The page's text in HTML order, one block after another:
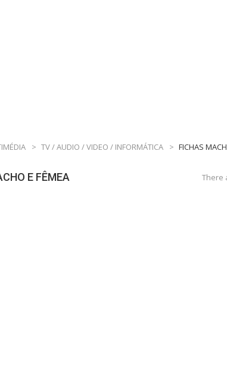
> TV / AUDIO / VIDEO / INFORMÁTICA > FICHAS
E FÊMEA There